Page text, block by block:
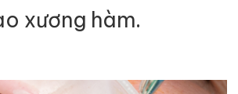
xương hàm.